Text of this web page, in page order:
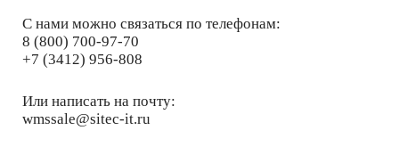
С нами можно связаться по телефонам:
8 (800) 700-97-70
+7 (3412) 956-808
Или написать на почту:
wmssale@sitec-it.ru